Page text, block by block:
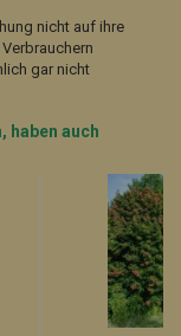
nicht auf ihre
gar nicht
haben auch